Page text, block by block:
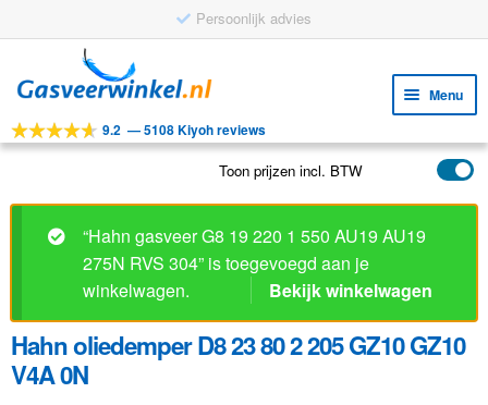
Persoonlijk advies
door
navigatie
naar
inhoud
Menu
Tools
Toepassingen
Klantenservice
9.2 —5108 Kiyoh reviews
Toon prijzen incl. BTW
“Hahn gasveer G8 19 220 1 550 AU19 AU19
275N RVS 304” is toegevoegd aan je
winkelwagen.
Bekijk winkelwagen
Hahn oliedemper D8 23 80 2 205 GZ10 GZ10
V4A 0N